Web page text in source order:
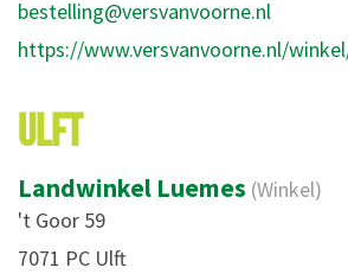
bestelling@versvanvoorne.nl
https://www.versvanvoorne.nl/
ULFT
Landwinkel Luemes (Winkel)
't Goor 59
7071 PC Ulft